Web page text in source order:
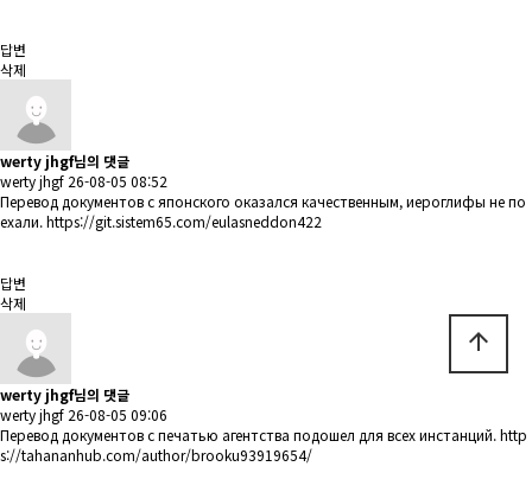
답변
삭제
werty jhgf님의 댓글
werty jhgf 26-08-05 08:52
Перевод документов с японского оказался качественным, иероглифы не по
ехали.https://git.sistem65.com/eulasneddon422
답변
삭제
werty jhgf님의 댓글
werty jhgf 26-08-05 09:06
Перевод документов с печатью агентства подошел для всех инстанций.http
s://tahananhub.com/author/brooku93919654/
arrow_upward